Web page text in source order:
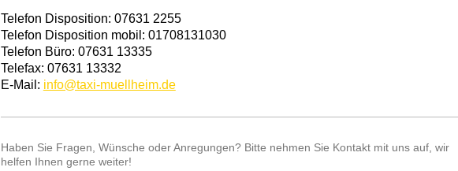
Telefon Disposition: 07631 2255
Telefon Disposition mobil: 01708131030
Telefon Büro: 07631 13335
Telefax: 07631 13332
E-Mail: info@taxi-muellheim.de
Haben Sie Fragen, Wünsche oder Anregungen? Bitte nehmen Sie Kontakt mit uns auf, wir
helfen Ihnen gerne weiter!